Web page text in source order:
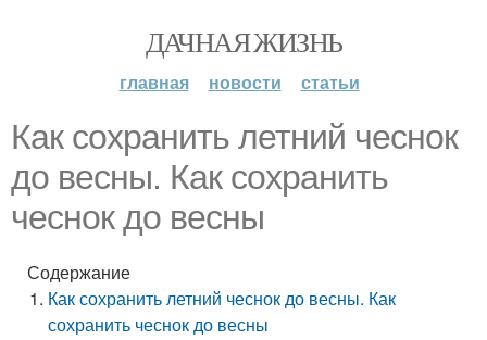
ДАЧНАЯ ЖИЗНЬ
главная новости статьи
Как сохранить летний чеснок
до весны. Как сохранить
чеснок до весны
Содержание
Как сохранить летний чеснок до весны. Как
сохранить чеснок до весны